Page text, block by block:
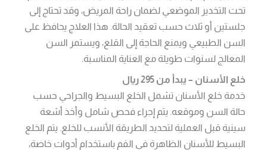
تحت التخدير الموضعي لضمان راحة المريض، وقد تحتاج إلى
جلستين أو ثلاث حسب تعقيد الحالة. هذا العلاج يحافظ على
السن الطبيعي ويمنع الحاجة إلى القلع، ويستمر السن
المعالج لسنوات طويلة مع العناية المناسبة.
خلع الأسنان – يبدأ من 295 ريال
خدمة خلع الأسنان تشمل الخلع البسيط والجراحي حسب
حالة السن وموقعه. يتم إجراء فحص شامل وأخذ أشعة
سينية قبل العملية لتحديد الطريقة الأنسب للخلع. يتم الخلع
البسيط للأسنان الظاهرة في الفم باستخدام أدوات خاصة،